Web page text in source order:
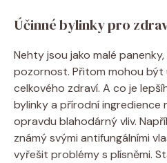
Účinné bylinky pro
Nehty jsou jako malé
pozornost. Přitom mohou být
celkového zdraví. A co je
bylinky a přírodní ingredience
opravdu blahodárný vliv.
známý svými antifungálními
vyřešit problémy s plísněmi.